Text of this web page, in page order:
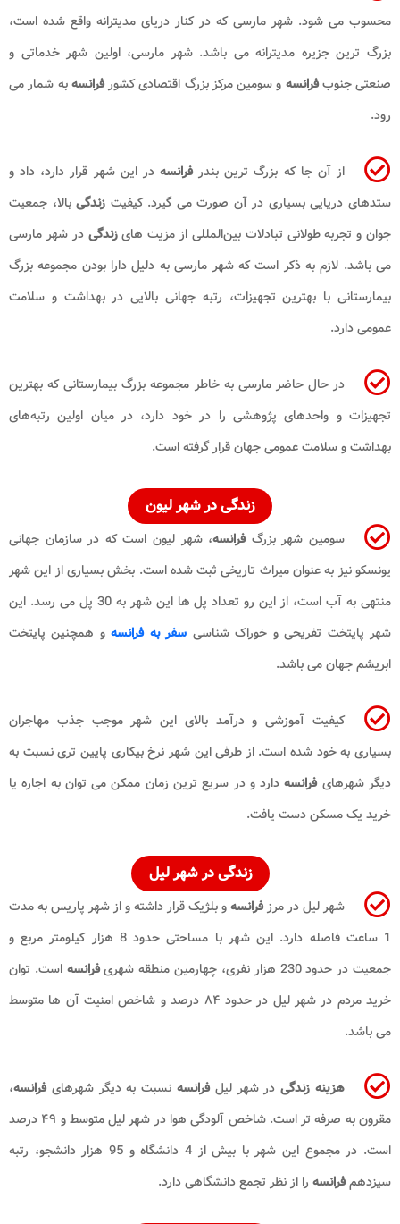
محسوب می شود. شهر مارسی که در کنار دریای مدیترانه واقع شده است،
بزرگ ‌ترین جزیره مدیترانه می باشد. شهر مارسی، اولین شهر خدماتی و
صنعتی جنوبفرانسه و سومین مرکز بزرگ اقتصادی کشورفرانسهبه شمار می
رود.
از آن جا که بزرگ ترین بندرفرانسهدر این شهر قرار دارد، داد و
ستدهای دریایی بسیاری در آن صورت می گیرد. کیفیت زندگیبالا، جمعیت
جوان و تجربه طولانی تبادلات بین‌المللی از مزیت هایزندگیدر شهر مارسی
می باشد. لازم به ذکر است که شهر مارسی به دلیل دارا بودن مجموعه بزرگ
بیمارستانی با بهترین تجهیزات، رتبه جهانی بالایی در بهداشت و سلامت
عمومی دارد.
در حال حاضر مارسی به خاطر مجموعه بزرگ بیمارستانی که بهترین
تجهیزات و واحدهای پژوهشی را در خود دارد، در میان اولین رتبه‌های
بهداشت و سلامت عمومی جهان قرار گرفته است.
زندگیدر شهر لیون
سومین شهر بزرگفرانسه، شهر لیون است که در سازمان جهانی
یونسکو نیز به عنوان میراث تاریخی ثبت شده است. بخش بسیاری از این شهر
منتهی به آب است، از این رو تعداد پل ها این شهر به 30 پل می رسد. این
شهر پایتخت تفریحی و خوراک شناسی سفر به فرانسهو همچنین پایتخت
ابریشم جهان می باشد.
کیفیت آموزشی و درآمد بالای این شهر موجب جذب مهاجران
بسیاری به خود شده است. از طرفی این شهر نرخ بیکاری پایین تری نسبت به
دیگر شهرهایفرانسه دارد و در سریع ترین زمان ممکن می توان به اجاره یا
خرید یک مسکن دست یافت.
زندگیدر شهر لیل
شهر لیل در مرزفرانسهو بلژیک قرار داشته و از شهر پاریس به مدت
1 ساعت فاصله دارد. این شهر با مساحتی حدود 8 هزار کیلومتر مربع و
جمعیت در حدود 230 هزار نفری، چهارمین منطقه شهری
فرانسهاست. توان
خرید مردم در شهر لیل در حدود ۸۴ درصد و شاخص امنیت آن ها متوسط
می باشد.
هزینه زندگی در شهر لیلفرانسه نسبت به دیگر شهرهایفرانسه،
مقرون به صرفه تر است. شاخص آلودگی هوا در شهر لیل متوسط و ۴۹ درصد
است.
در مجموع این شهر با بیش از 4 دانشگاه و 95 هزار دانشجو، رتبه
سیزدهمفرانسه را از نظر تجمع دانشگاهی دارد.